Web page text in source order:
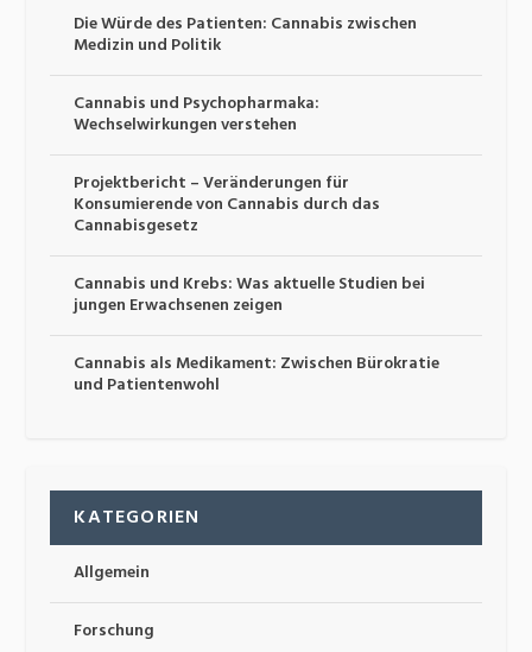
Die Würde des Patienten: Cannabis zwischen
Medizin und Politik
Cannabis und Psychopharmaka:
Wechselwirkungen verstehen
Projektbericht – Veränderungen für
Konsumierende von Cannabis durch das
Cannabisgesetz
Cannabis und Krebs: Was aktuelle Studien bei
jungen Erwachsenen zeigen
Cannabis als Medikament: Zwischen Bürokratie
und Patientenwohl
KATEGORIEN
Allgemein
Forschung